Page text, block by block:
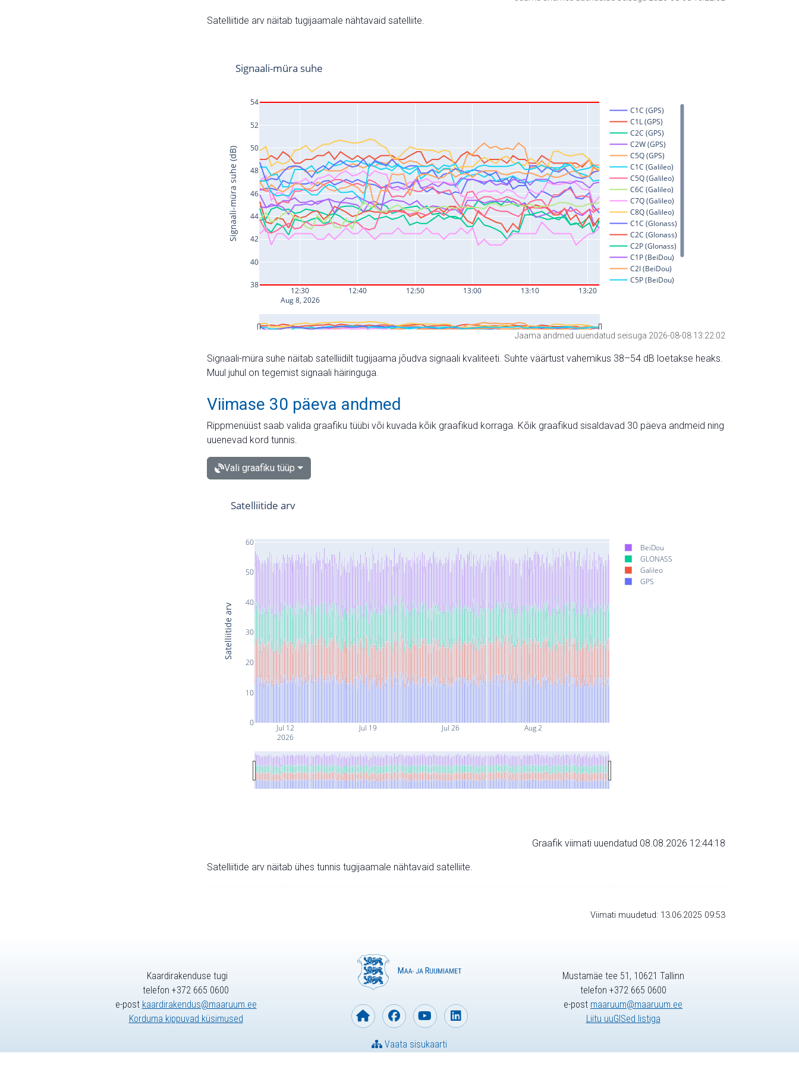
Satelliitide arv näitab tugijaamale nähtavaid satelliite.
Jaama andmed uuendatud seisuga 2026-08-08 13:22:02
Signaali-müra suhe näitab satelliidilt tugijaama jõudva signaali kvaliteeti. Suhte väärtust vahemikus 38–54 dB loetakse heaks.
Muul juhul on tegemist signaali häiringuga.
Viimase 30 päeva andmed
Rippmenüüst saab valida graafiku tüübi või kuvada kõik graafikud korraga. Kõik graafikud sisaldavad 30 päeva andmeid ning
uuenevad kord tunnis.
Vali graafiku tüüp
Jul 12
2026
Jul 19 Jul 26 Aug 2
0
10
20
30
40
50
60
BeiDou
GLONASS
Galileo
GPS
Satelliitide arv
Satelliitide arv
Graafik viimati uuendatud 08.08.2026 12:44:18
Satelliitide arv näitab ühes tunnis tugijaamale nähtavaid satelliite.
Viimati muudetud: 13.06.2025 09:53
Kaardirakenduse tugi
telefon +372 665 0600
e-post kaardirakendus@maaruum.ee
Korduma kippuvad küsimused
Vaata sisukaarti
Mustamäe tee 51, 10621 Tallinn
telefon +372 665 0600
e-post maaruum@maaruum.ee
Liitu uuGISed listiga